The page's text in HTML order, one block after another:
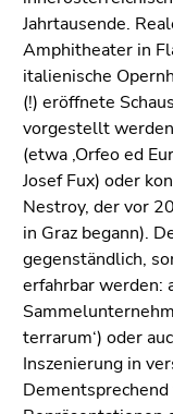
Jahrtausende.
Amphitheater in
italienische
(!) eröffnete
vorgestellt
(etwa ‚Orfeo ed
Josef Fux) oder
Nestroy, der vor
in Graz begann).
gegenständlich,
erfahrbar werden:
terrarum‘) oder
Inszenierung in